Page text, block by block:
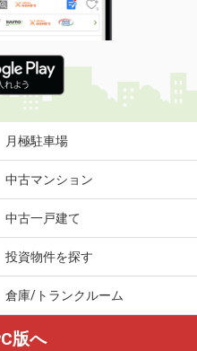
月極駐車場
中古マンション
中古一戸建て
投資物件を探す
倉庫/トランクルーム
版へ